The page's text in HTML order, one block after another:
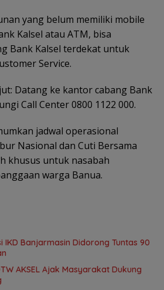
yang belum memiliki mobile
Kalsel atau ATM, bisa
Bank Kalsel terdekat untuk
Service.
Datang ke kantor cabang Bank
Call Center 0800 1122 000.
jadwal operasional
Nasional dan Cuti Bersama
khusus untuk nasabah
warga Banua.
IKD Banjarmasin Didorong Tuntas 90
AKSEL Ajak Masyarakat Dukung